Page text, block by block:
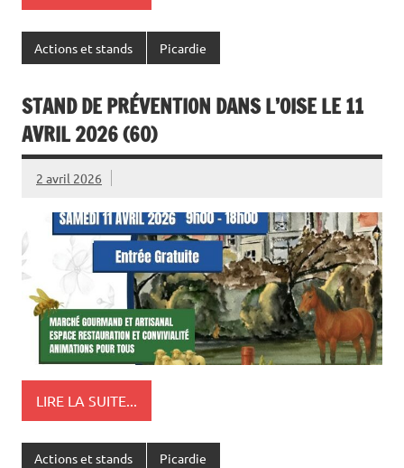
Actions et stands Picardie
STAND DE PRÉVENTION DANS L’OISE LE 11
AVRIL 2026 (60)
2 avril 2026
LIRE LA SUITE...
Actions et stands Picardie